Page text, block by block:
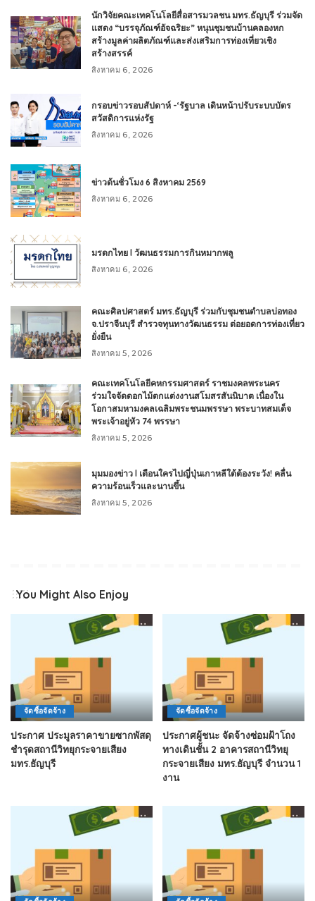
นักวิจัยคณะเทคโนโลยีสื่อสารมวลชน มทร.ธัญบุรี ร่วมจัด
แสดง “บรรจุภัณฑ์อัจฉริยะ” หนุนชุมชนบ้านคลองหก
สร้างมูลค่าผลิตภัณฑ์และส่งเสริมการท่องเที่ยวเชิง
สร้างสรรค์
สิงหาคม 6, 2026
กรอบข่าวรอบสัปดาห์ -‘รัฐบาล เดินหน้าปรับระบบบัตร
สวัสดิการแห่งรัฐ
สิงหาคม 6, 2026
ข่าวต้นชั่วโมง 6 สิงหาคม 2569
สิงหาคม 6, 2026
มรดกไทย l วัฒนธรรมการกินหมากพลู
สิงหาคม 6, 2026
คณะศิลปศาสตร์ มทร.ธัญบุรี ร่วมกับชุมชนตำบลบ่อทอง
จ.ปราจีนบุรี สำรวจทุนทางวัฒนธรรม ต่อยอดการท่องเที่ยว
ยั่งยืน
สิงหาคม 5, 2026
คณะเทคโนโลยีคหกรรมศาสตร์ ราชมงคลพระนคร
ร่วมใจจัดดอกไม้ตกแต่งงานสโมสรสันนิบาต เนื่องใน
โอกาสมหามงคลเฉลิมพระชนมพรรษา พระบาทสมเด็จ
พระเจ้าอยู่หัว 74 พรรษา
สิงหาคม 5, 2026
มุมมองข่าว l เตือนใครไปญี่ปุ่นเกาหลีใต้ต้องระวัง! คลื่น
ความร้อนเร็วและนานขึ้น
สิงหาคม 5, 2026
You Might Also Enjoy
จัดซื้อจัดจ้าง
ประกาศ ประมูลราคาขายซากพัสดุ
ชำรุดสถานีวิทยุกระจายเสียง
มทร.ธัญบุรี
จัดซื้อจัดจ้าง
ประกาศผู้ชนะ จัดจ้างซ่อมฝ้าโถง
ทางเดินชั้น 2 อาคารสถานีวิทยุ
กระจายเสียง มทร.ธัญบุรี จำนวน 1
งาน